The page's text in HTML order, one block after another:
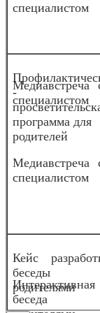
специалистом
Медиавстреча
специалистом
Медиавстреча
специалистом
Интерактивная
беседа
-
программа для
родителей
Кейс
беседы
родителями